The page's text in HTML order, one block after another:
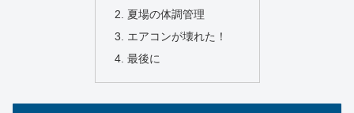
夏場の体調管理
エアコンが壊れた！
最後に